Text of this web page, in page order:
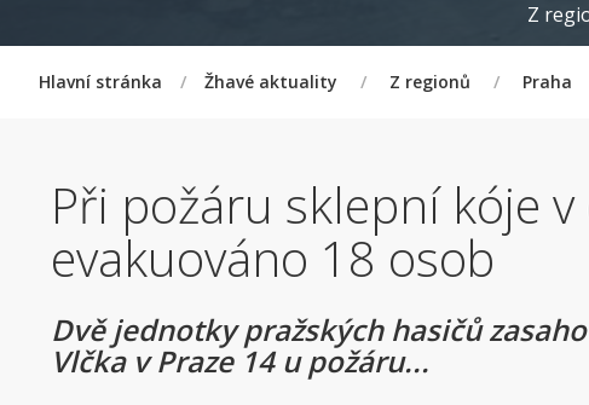
Z
Hlavní stránka / Žhavé aktuality / Z regionů / Praha
Při požáru sklepní kóje
evakuováno 18 osob
Dvě jednotky pražských hasičů
Vlčka v Praze 14 u požáru...